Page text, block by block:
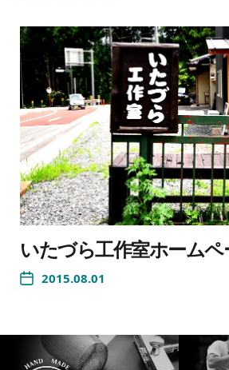
いたづら工作室ホームペ
2015.08.01